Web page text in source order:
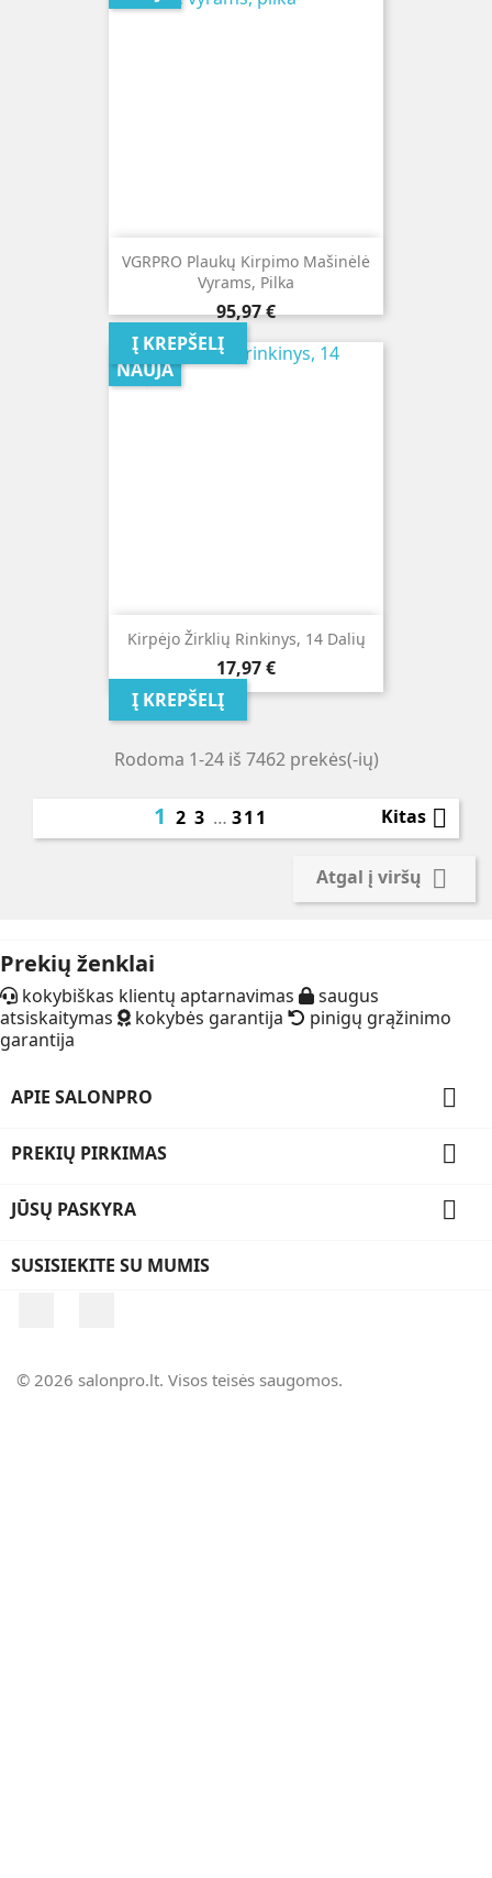
VGRPRO Plaukų Kirpimo Mašinėlė
Vyrams, Pilka
Kaina
95,97 €
Į KREPŠELĮ
Kirpėjo Žirklių Rinkinys, 14 Dalių
Kaina
17,97 €
Į KREPŠELĮ
NAUJA
Rodoma 1-24 iš 7462 prekės(-ių)
1 2 3 … 311 Kitas 
Atgal į viršų 
Prekių ženklai
kokybiškas klientų aptarnavimas
saugus
atsiskaitymas
kokybės garantija
pinigų grąžinimo
garantija
APIE SALONPRO 
PREKIŲ PIRKIMAS 
JŪSŲ PASKYRA 
SUSISIEKITE SU MUMIS
© 2026 salonpro.lt. Visos teisės saugomos.